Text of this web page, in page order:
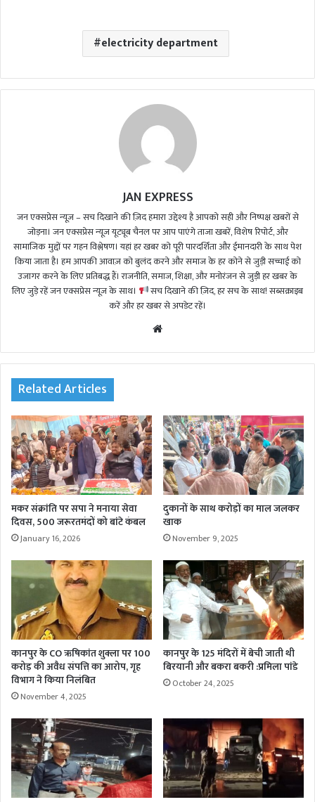
electricity department
JAN EXPRESS
जन एक्सप्रेस न्यूज़ – सच दिखाने की ज़िद हमारा उद्देश्य है आपको सही और निष्पक्ष खबरों से
जोड़ना। जन एक्सप्रेस न्यूज़ यूट्यूब चैनल पर आप पाएंगे ताजा खबरें, विशेष रिपोर्ट, और
सामाजिक मुद्दों पर गहन विश्लेषण। यहां हर खबर को पूरी पारदर्शिता और ईमानदारी के साथ पेश
किया जाता है। हम आपकी आवाज़ को बुलंद करने और समाज के हर कोने से जुड़ी सच्चाई को
उजागर करने के लिए प्रतिबद्ध हैं। राजनीति, समाज, शिक्षा, और मनोरंजन से जुड़ी हर खबर के
लिए जुड़े रहें जन एक्सप्रेस न्यूज़ के साथ।
सच दिखाने की ज़िद, हर सच के साथ! सब्सक्राइब
करें और हर खबर से अपडेट रहें।
te
Related Articles
मकर संक्रांति पर सपा ने मनाया सेवा
दिवस, 500 जरूरतमंदों को बांटे कंबल
January 16, 2026
दुकानों के साथ करोड़ों का माल जलकर
खाक
November 9, 2025
कानपुर के CO ऋषिकांत शुक्ला पर 100
करोड़ की अवैध संपत्ति का आरोप, गृह
विभाग ने किया निलंबित
November 4, 2025
कानपुर के 125 मंदिरों में बेची जाती थी
बिरयानी और बकरा बकरी :प्रमिला पांडे
October 24, 2025